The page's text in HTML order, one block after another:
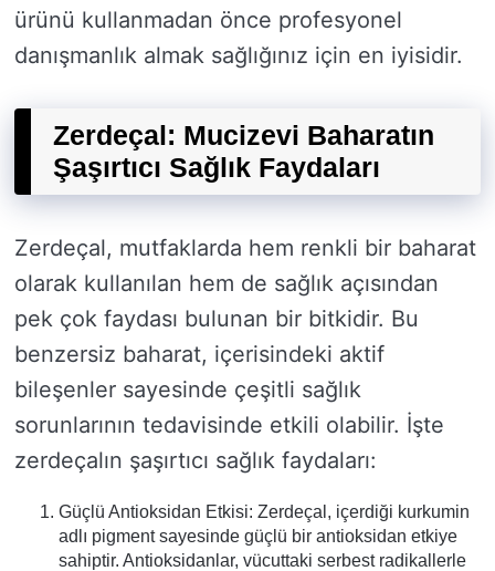
ürünü kullanmadan önce profesyonel
danışmanlık almak sağlığınız için en iyisidir.
Zerdeçal: Mucizevi Baharatın
Şaşırtıcı Sağlık Faydaları
Zerdeçal, mutfaklarda hem renkli bir baharat
olarak kullanılan hem de sağlık açısından
pek çok faydası bulunan bir bitkidir. Bu
benzersiz baharat, içerisindeki aktif
bileşenler sayesinde çeşitli sağlık
sorunlarının tedavisinde etkili olabilir. İşte
zerdeçalın şaşırtıcı sağlık faydaları:
Güçlü Antioksidan Etkisi: Zerdeçal, içerdiği kurkumin
adlı pigment sayesinde güçlü bir antioksidan etkiye
sahiptir. Antioksidanlar, vücuttaki serbest radikallerle